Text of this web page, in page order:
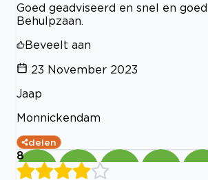
Goed geadviseerd en snel en
Behulpzaan.
Beveelt aan
23 November 2023
Jaap
Monnickendam
delen
8